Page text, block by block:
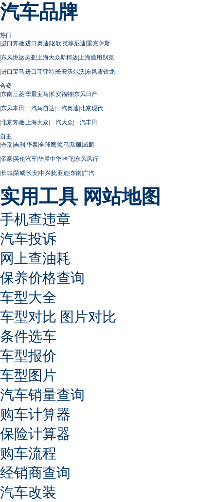
汽车品牌
热门
|进口奔驰|进口奥迪|讴歌|英菲尼迪|雷克萨斯
|东风悦达起亚| 上海大众斯柯达| 上海通用别克
|进口宝马|进口菲亚特|长安沃尔沃|东风雪铁龙
合资
|东南三菱|华晨宝马|长安福特|东风日产
|东风本田 |一汽马自达|一汽奥迪|北京现代
|北京奔驰| 上海大众|一汽大众|一汽丰田
自主
|奇瑞|吉利|华泰|全球鹰|海马|瑞麒|威麟
|帝豪|英伦汽车|华晨中华|哈飞|东风风行
|长城|荣威|长安|中兴|比亚迪|东南|广汽
实用工具 网站地图
手机查违章
汽车投诉
网上查油耗
保养价格查询
车型大全
车型对比 图片对比
条件选车
车型报价
车型图片
汽车销量查询
购车计算器
保险计算器
购车流程
经销商查询
汽车改装